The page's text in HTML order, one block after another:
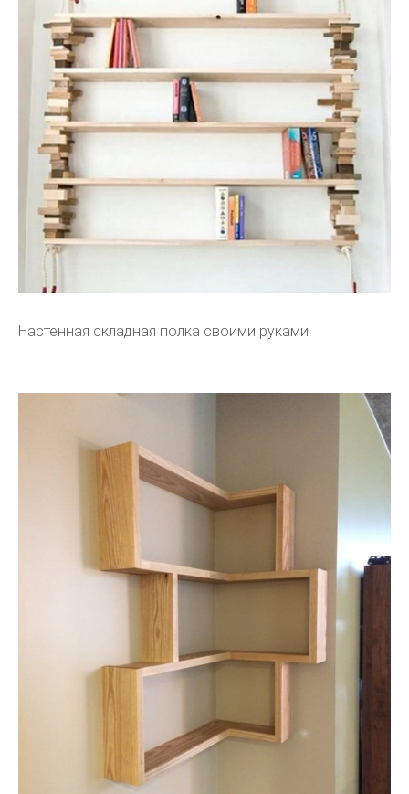
Настенная складная полка своими руками